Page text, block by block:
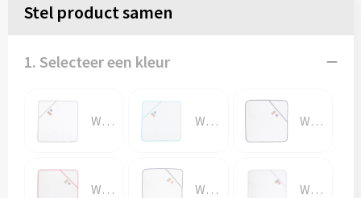
Stel product samen
1. Selecteer een kleur
White\Anthracite Grey White\Aqua Blue White\Black
White\Fire Red White\French Navy White\Light Blue